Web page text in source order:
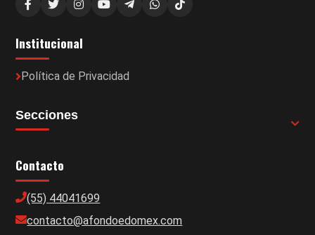
Institucional
Política de Privacidad
Secciones
Contacto
(55) 44041699
contacto@afondoedomex.com